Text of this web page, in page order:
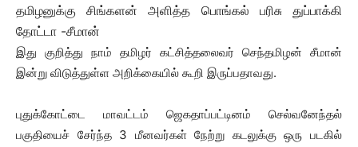
தமிழனுக்கு சிங்களன் அளித்த பொங்கல் பரிசு துப்பாக்கி
தோட்டா -சீமான்
இது குறித்து நாம் தமிழர் கட்சித்தலைவர் செந்தமிழன் சீமான்
இன்று விடுத்துள்ள அறிக்கையில் கூறி இருப்பதாவது.
புதுக்கோட்டை மாவட்டம் ஜெகதாப்பட்டினம் செல்வனேந்தல்
பகுதியைச் சேர்ந்த 3 மீனவர்கள் நேற்று கடலுக்கு ஒரு படகில்